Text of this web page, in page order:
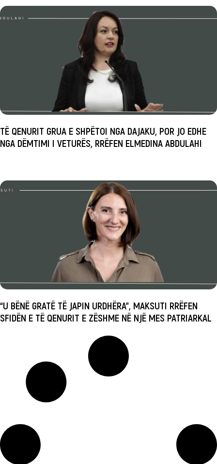
TË QENURIT GRUA E SHPËTOI NGA DAJAKU, POR JO EDHE
NGA DËMTIMI I VETURËS, RRËFEN ELMEDINA ABDULAHI
“U BËNË GRATË TË JAPIN URDHËRA”, MAKSUTI RRËFEN
SFIDËN E TË QENURIT E ZËSHME NË NJË MES PATRIARKAL